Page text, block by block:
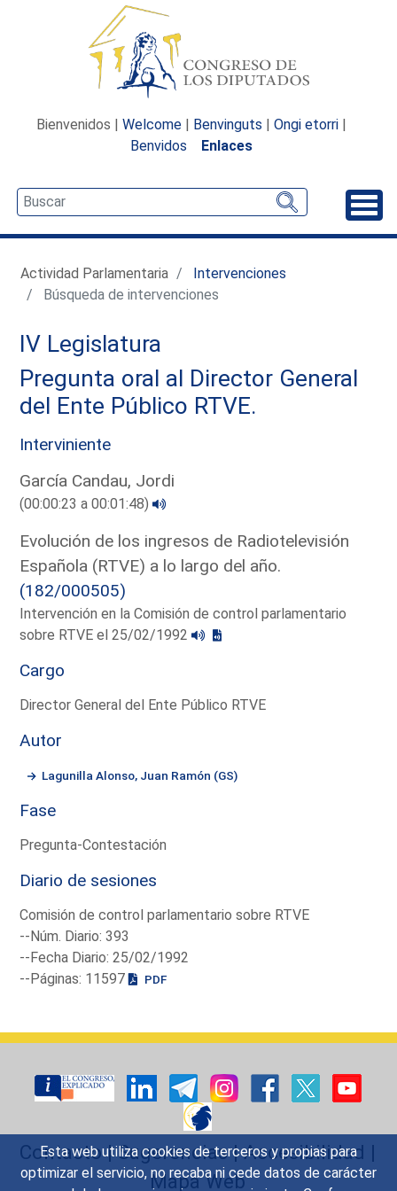
Esta web utiliza cookies de terceros y propias para
optimizar el servicio, no recaba ni cede datos de carácter
Bienvenidos | Welcome | Benvinguts | Ongi etorri |
Benvidos
Enlaces
Actividad Parlamentaria
Intervenciones
Búsqueda de intervenciones
IV Legislatura
Pregunta oral al Director General
del Ente Público RTVE.
Interviniente
García Candau, Jordi
(00:00:23 a 00:01:48)
Evolución de los ingresos de Radiotelevisión
Española (RTVE) a lo largo del año.
(182/000505)
Intervención en la Comisión de control parlamentario
sobre RTVE el 25/02/1992
Cargo
Director General del Ente Público RTVE
Autor
Lagunilla Alonso, Juan Ramón (GS)
Fase
Pregunta-Contestación
Diario de sesiones
Comisión de control parlamentario sobre RTVE
--Núm. Diario: 393
--Fecha Diario: 25/02/1992
--Páginas: 11597
PDF
Contacto|Sugerencias|Accesibilidad |
Mapa Web